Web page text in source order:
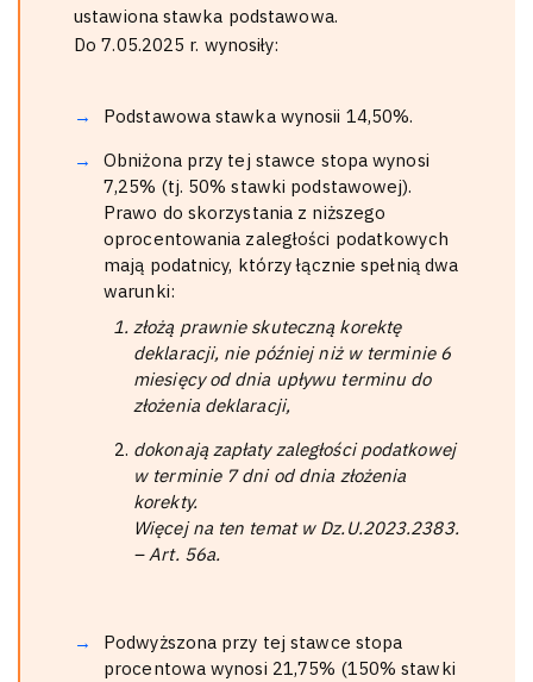
ustawiona stawka podstawowa.
Do 7.05.2025 r. wynosiły:
Podstawowa stawka wynosii 14,50%.
Obniżona przy tej stawce stopa wynosi
7,25% (tj. 50% stawki podstawowej).
Prawo do skorzystania z niższego
oprocentowania zaległości podatkowych
mają podatnicy, którzy łącznie spełnią dwa
warunki:
złożą prawnie skuteczną korektę
deklaracji, nie później niż w terminie 6
miesięcy od dnia upływu terminu do
złożenia deklaracji,
dokonają zapłaty zaległości podatkowej
w terminie 7 dni od dnia złożenia
korekty.
Więcej na ten temat w Dz.U.2023.2383.
– Art. 56a.
Podwyższona przy tej stawce stopa
procentowa wynosi 21,75% (150% stawki